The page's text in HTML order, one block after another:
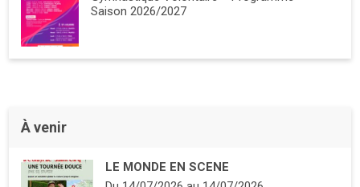
Saison 2026/2027
À venir
LE MONDE EN SCENE